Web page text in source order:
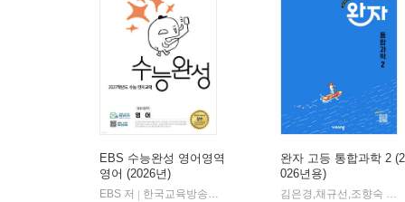
EBS 수능완성 영어영역
영어 (2026년)
EBS 저
한국교육방송공사
완자 고등 통합과학 2 (2
026년용)
김은경,채규선,조향숙 등저